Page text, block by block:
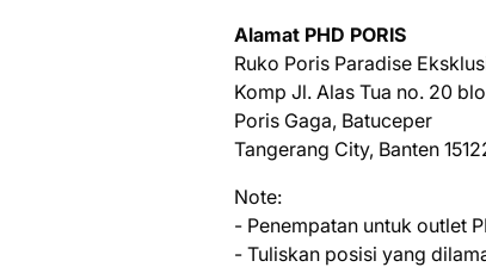
Alаmаt PHD PORIS
Ruko Poris Paradise
Komp Jl. Alas Tua no. 20
Poris Gaga, Batuceper
Tangerang City, Banten
Note:
- Penempatan untuk outlet
- Tuliskan posisi yang